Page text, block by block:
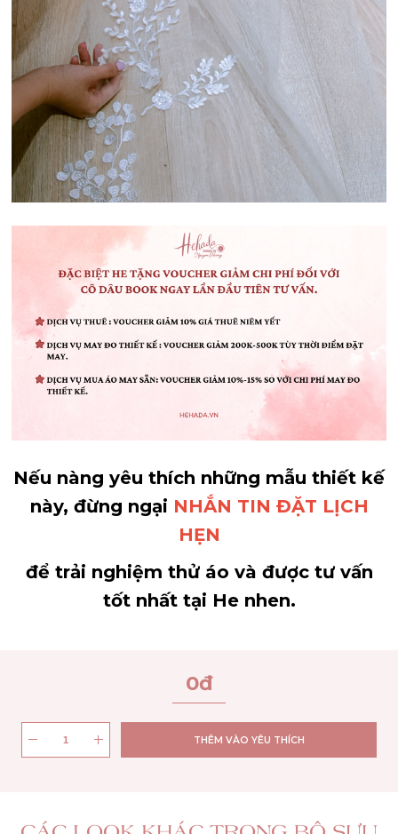
Nếu nàng yêu thích những mẫu thiết kế
này, đừng ngại NHẮN TIN ĐẶT LỊCH
HẸN
để trải nghiệm thử áo và được tư vấn
tốt nhất tại He nhen.
0đ
THÊM VÀO YÊU THÍCH